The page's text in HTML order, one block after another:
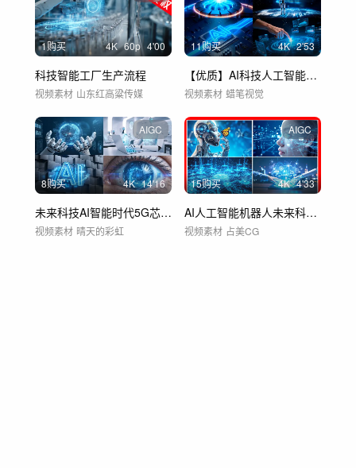
1购买 4K 60p 4'00
科技智能工厂生产流程
视频素材 山东红高粱传媒
11购买 4K 2'53
【优质】AI科技人工智能未来科技
视频素材 蜡笔视觉
AIGC
8购买 4K 14'16
未来科技AI智能时代5G芯片数字城市数据
视频素材 晴天的彩虹
AIGC
15购买 4K 4'33
AI人工智能机器人未来科技创新数字化城市
视频素材 占美CG